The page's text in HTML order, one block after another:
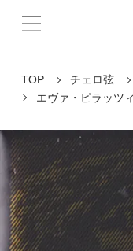
TOP チェロ弦
エヴァ・ピラッツ